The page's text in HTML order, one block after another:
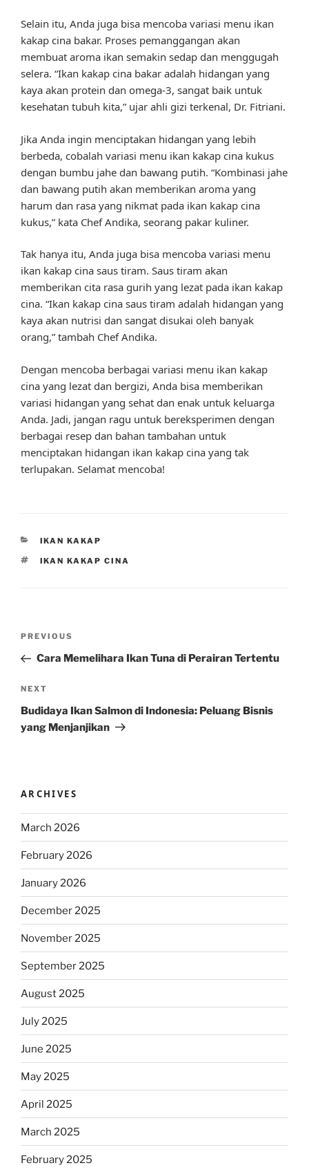
Selain itu, Anda juga bisa mencoba variasi menu ikan
kakap cina bakar. Proses pemanggangan akan
membuat aroma ikan semakin sedap dan menggugah
selera. “Ikan kakap cina bakar adalah hidangan yang
kaya akan protein dan omega-3, sangat baik untuk
kesehatan tubuh kita,” ujar ahli gizi terkenal, Dr. Fitriani.
Jika Anda ingin menciptakan hidangan yang lebih
berbeda, cobalah variasi menu ikan kakap cina kukus
dengan bumbu jahe dan bawang putih. “Kombinasi jahe
dan bawang putih akan memberikan aroma yang
harum dan rasa yang nikmat pada ikan kakap cina
kukus,” kata Chef Andika, seorang pakar kuliner.
Tak hanya itu, Anda juga bisa mencoba variasi menu
ikan kakap cina saus tiram. Saus tiram akan
memberikan cita rasa gurih yang lezat pada ikan kakap
cina. “Ikan kakap cina saus tiram adalah hidangan yang
kaya akan nutrisi dan sangat disukai oleh banyak
orang,” tambah Chef Andika.
Dengan mencoba berbagai variasi menu ikan kakap
cina yang lezat dan bergizi, Anda bisa memberikan
variasi hidangan yang sehat dan enak untuk keluarga
Anda. Jadi, jangan ragu untuk bereksperimen dengan
berbagai resep dan bahan tambahan untuk
menciptakan hidangan ikan kakap cina yang tak
terlupakan. Selamat mencoba!
CATEGORIES
IKAN KAKAP
TAGS
IKAN KAKAP CINA
Previous
Post
PREVIOUS
Cara Memelihara Ikan Tuna di Perairan Tertentu
Next
Post
NEXT
Budidaya Ikan Salmon di Indonesia: Peluang Bisnis
yang Menjanjikan
ARCHIVES
March 2026
February 2026
January 2026
December 2025
November 2025
September 2025
August 2025
July 2025
June 2025
May 2025
April 2025
March 2025
February 2025